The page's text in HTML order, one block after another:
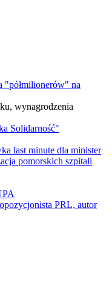
"półmilionerów" na
wynagrodzenia
Solidarność"
last minute dla minister
pomorskich szpitali
PRL, autor